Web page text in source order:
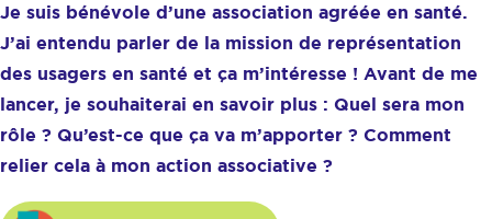
Je suis bénévole d’une association agréée en santé.
J’ai entendu parler de la mission de représentation
des usagers en santé et ça m’intéresse ! Avant de me
lancer, je souhaiterai en savoir plus : Quel sera mon
rôle ? Qu’est-ce que ça va m’apporter ? Comment
relier cela à mon action associative ?